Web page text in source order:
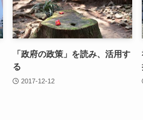
「政府の政策」を読み、活用す
る
2017-12-12